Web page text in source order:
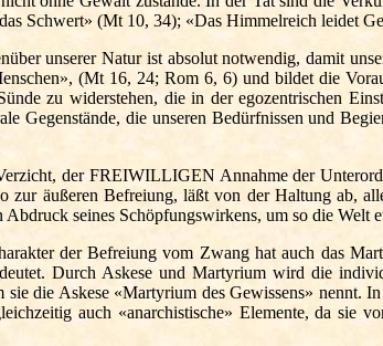
Schwert» (Mt 10, 34); «Das Himmelreich leidet
unserer Natur ist absolut notwendig, damit
(Mt 16, 24; Rom 6, 6) und bildet die
zu widerstehen, die in der egozentrischen
Gegenstände, die unseren Bedürfnissen und
der FREIWILLIGEN Annahme der
zur äußeren Befreiung, läßt von der Haltung ab,
Abdruck seines Schöpfungswirkens, um so die
der Befreiung vom Zwang hat auch das
Durch Askese und Martyrium wird die
die Askese «Martyrium des Gewissens» nennt.
auch «anarchistische» Elemente, da sie